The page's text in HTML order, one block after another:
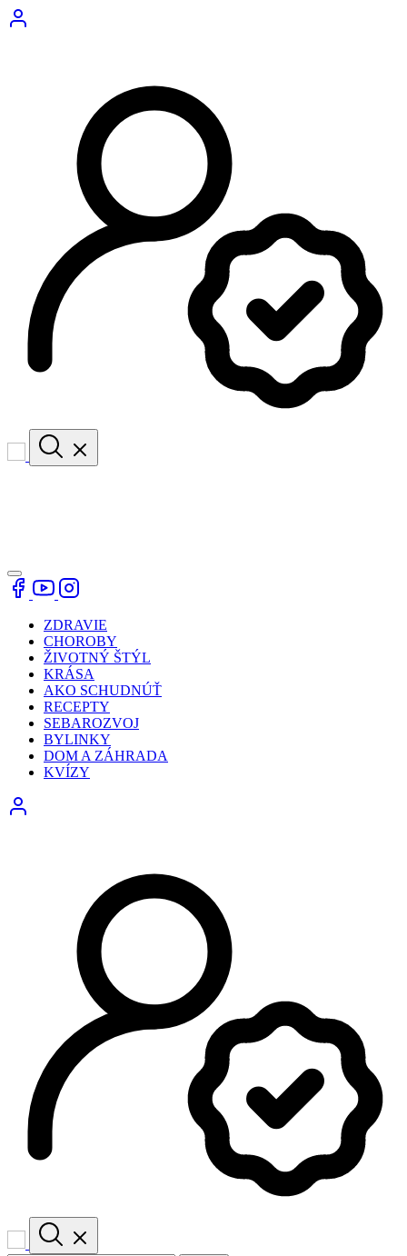
ZDRAVIE
CHOROBY
ŽIVOTNÝ ŠTÝL
KRÁSA
AKO SCHUDNÚŤ
RECEPTY
SEBAROZVOJ
BYLINKY
DOM A ZÁHRADA
KVÍZY